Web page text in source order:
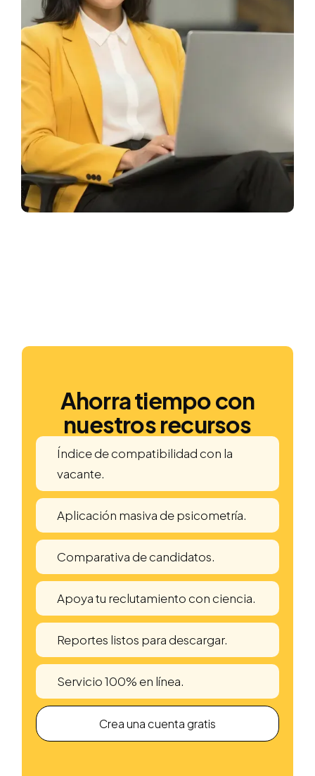
Ahorra tiempo con
nuestros recursos
Índice de compatibilidad con la
vacante.
Aplicación masiva de psicometría.
Comparativa de candidatos.
Apoya tu reclutamiento con ciencia.
Reportes listos para descargar.
Servicio 100% en línea.
Crea una cuenta gratis